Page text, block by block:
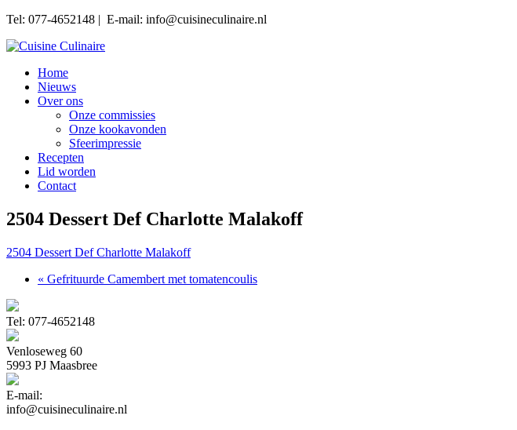
Tel: 077-4652148 | E-mail: info@cuisineculinaire.nl
Home
Nieuws
Over ons
Onze commissies
Onze kookavonden
Sfeerimpressie
Recepten
Lid worden
Contact
2504 Dessert Def Charlotte Malakoff
2504 Dessert Def Charlotte Malakoff
« Gefrituurde Camembert met tomatencoulis
Tel: 077-4652148
Venloseweg 60
5993 PJ Maasbree
E-mail:
info@cuisineculinaire.nl